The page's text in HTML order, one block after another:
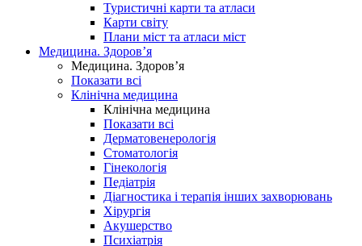
Туристичні карти та атласи
Карти світу
Плани міст та атласи міст
Медицина. Здоров’я
Медицина. Здоров’я
Показати всі
Клінічна медицина
Клінічна медицина
Показати всі
Дерматовенерологія
Стоматологія
Гінекологія
Педіатрія
Діагностика і терапія інших захворювань
Хірургія
Акушерство
Психіатрія